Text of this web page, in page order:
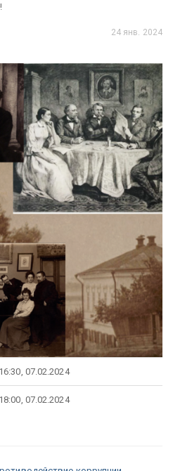
24 янв. 2024
16:30, 07.02.2024
18:00, 07.02.2024